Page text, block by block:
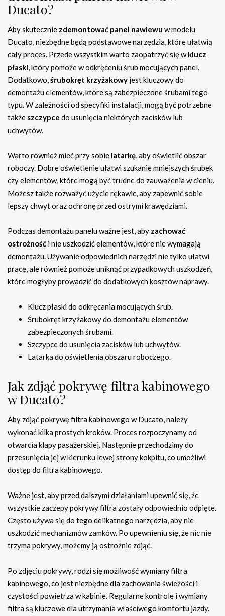
Ducato?
Aby skutecznie zdemontować panel nawiewu w modelu
Ducato, niezbędne będą podstawowe narzędzia, które ułatwią
cały proces. Przede wszystkim warto zaopatrzyć się wklucz
płaski, który pomoże w odkręceniu śrub mocujących panel.
Dodatkowo,śrubokręt krzyżakowy jest kluczowy do
demontażu elementów, które są zabezpieczone śrubami tego
typu. W zależności od specyfiki instalacji, mogą być potrzebne
także szczypce do usunięcia niektórych zacisków lub
uchwytów.
Warto również mieć przy sobie latarkę, aby oświetlić obszar
roboczy. Dobre oświetlenie ułatwi szukanie mniejszych śrubek
czy elementów, które mogą być trudne do zauważenia w cieniu.
Możesz także rozważyć użycie rękawic, aby zapewnić sobie
lepszy chwyt oraz ochronę przed ostrymi krawędziami.
Podczas demontażu panelu ważne jest, aby zachować
ostrożność i nie uszkodzić elementów, które nie wymagają
demontażu. Używanie odpowiednich narzędzi nie tylko ułatwi
pracę, ale również pomoże uniknąć przypadkowych uszkodzeń,
które mogłyby prowadzić do dodatkowych kosztów naprawy.
Klucz płaski do odkręcania mocujących śrub.
Śrubokręt krzyżakowy do demontażu elementów
zabezpieczonych śrubami.
Szczypce do usunięcia zacisków lub uchwytów.
Latarka do oświetlenia obszaru roboczego.
Jak zdjąć pokrywę filtra kabinowego
w Ducato?
Aby zdjąć pokrywę filtra kabinowego w Ducato, należy
wykonać kilka prostych kroków. Proces rozpoczynamy od
otwarcia klapy pasażerskiej. Następnie przechodzimy do
przesunięcia jej w kierunku lewej strony kokpitu, co umożliwi
dostęp do filtra kabinowego.
Ważne jest, aby przed dalszymi działaniami upewnić się, że
wszystkie zaczepy pokrywy filtra zostały odpowiednio odpięte.
Często używa się do tego delikatnego narzędzia, aby nie
uszkodzić mechanizmów zamków. Po upewnieniu się, że nic nie
trzyma pokrywy, możemy ją ostrożnie zdjąć.
Po zdjęciu pokrywy, rodzi się możliwość wymiany filtra
kabinowego, co jest niezbędne dla zachowania świeżości i
czystości powietrza w kabinie. Regularne kontrole i wymiany
filtra są kluczowe dla utrzymania właściwego komfortu jazdy.